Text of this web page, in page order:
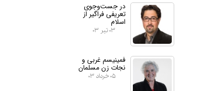
در جست‌وجوی
تعریفی فراگیر از
اسلام
۰۳ تیر ۰۳
فمینیسم غربی و
نجات زن مسلمان
۰۵ خرداد ۰۳